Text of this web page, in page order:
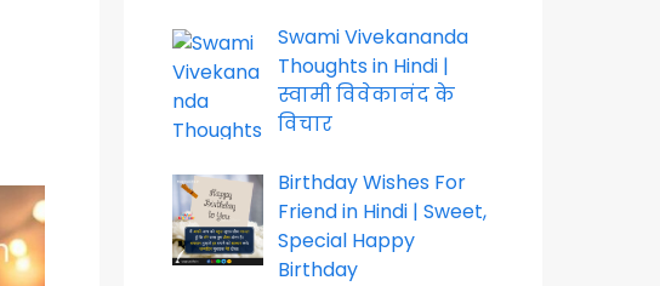
Swami Vivekananda
Thoughts in Hindi |
स्वामी विवेकानंद के
विचार
Birthday Wishes For
Friend in Hindi | Sweet,
Special Happy
Birthday